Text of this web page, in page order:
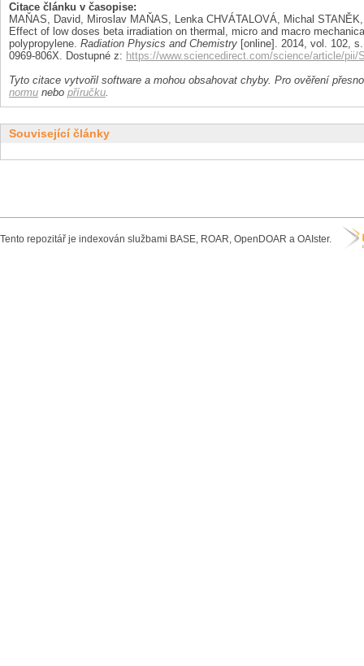
Citace článku v časopise:
MAŇAS, David, Miroslav MAŇAS, Lenka CHVÁTALOVÁ, Michal
Effect of low doses beta irradiation on thermal, micro and macro
polypropylene. Radiation Physics and Chemistry [online]. 2014, vol. 102,
0969-806X. Dostupné z: https://www.sciencedirect.com/science/article/pii/
Tyto citace vytvořil software a mohou obsahovat chyby. Pro ověření
normu nebo příručku.
Související články
Tento repozitář je indexován službami BASE, ROAR, OpenDOAR a OAIster.